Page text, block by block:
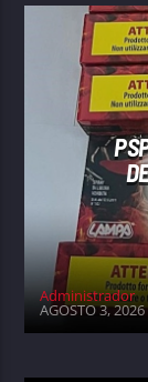
Administrador
AGOSTO 3, 2026